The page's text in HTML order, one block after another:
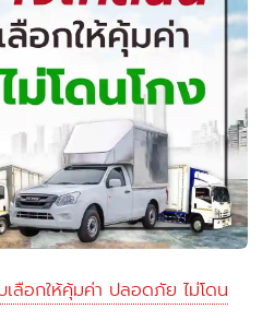
ลือกให้คุ้มค่า ปลอดภัย ไม่โดน